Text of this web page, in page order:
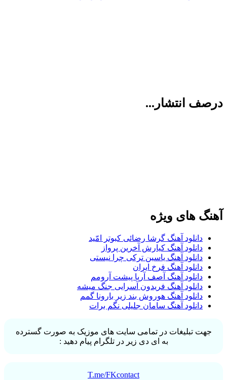
درصف انتشار...
آهنگ های ویژه
دانلود آهنگ گرشا رضائی کبوتر امّید
دانلود آهنگ کیارش آخرین پرواز
دانلود آهنگ یاسین ترکی چرا نیستی
دانلود آهنگ فرخ ایران
دانلود آهنگ آصف آریا پیشت آرومم
دانلود آهنگ فریدون آسرایی جنگ میشه
دانلود آهنگ هوروش بند زیر بارونا گمم
دانلود آهنگ سامان جلیلی نگم برات
جهت تبلیغات در تمامی سایت های موزیک به صورت گسترده
به ای دی زیر در تلگرام پیام دهید :
T.me/FKcontact